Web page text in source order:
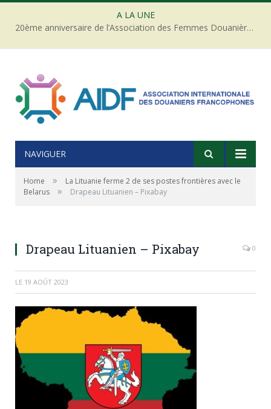
A LA UNE
20ème anniversaire de l’Association des Femmes Douanières de Côte d’ivoire
NAVIGUER
Home »
La Lituanie ferme 2 de ses postes frontières avec le
Belarus
» Drapeau Lituanien – Pixabay
Drapeau Lituanien – Pixabay 0
LE 19 AOÛT 2023